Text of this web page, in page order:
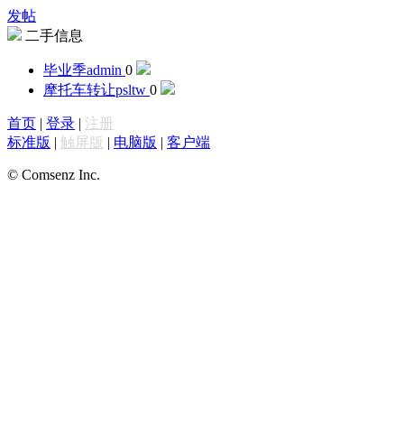
发帖
二手信息
毕业季admin 0
摩托车转让psltw 0
首页 | 登录 | 注册
标准版 | 触屏版 | 电脑版 | 客户端
© Comsenz Inc.